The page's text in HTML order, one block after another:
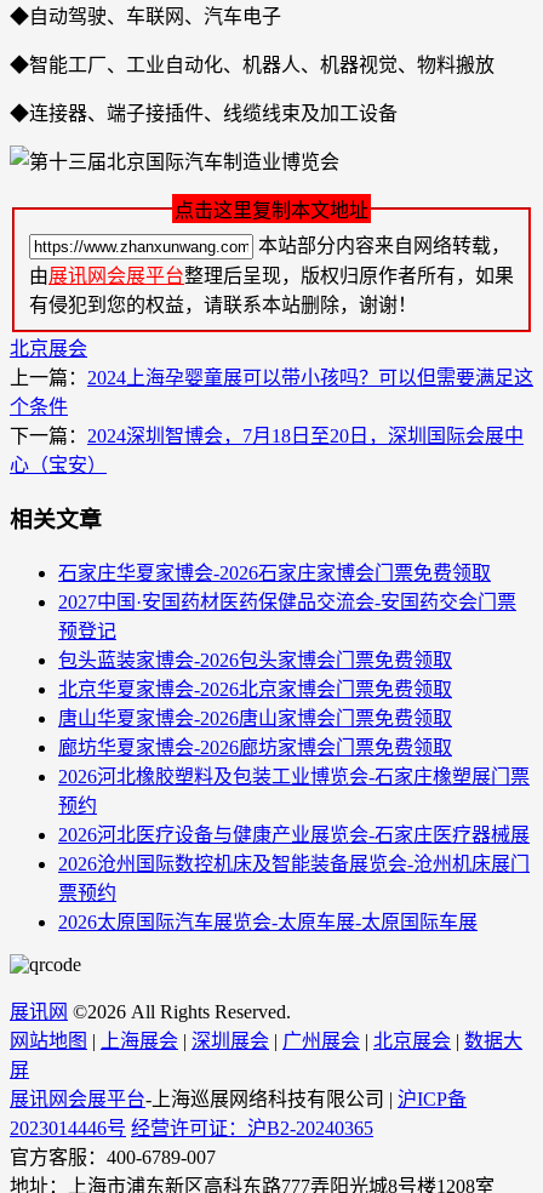
◆自动驾驶、车联网、汽车电子
◆智能工厂、工业自动化、机器人、机器视觉、物料搬放
◆连接器、端子接插件、线缆线束及加工设备
点击这里复制本文地址
本站部分内容来自网络转载，
由展讯网会展平台整理后呈现，版权归原作者所有，如果
有侵犯到您的权益，请联系本站删除，谢谢！
北京展会
上一篇： 2024上海孕婴童展可以带小孩吗？可以但需要满足这
个条件
下一篇： 2024深圳智博会，7月18日至20日，深圳国际会展中
心（宝安）
相关文章
石家庄华夏家博会-2026石家庄家博会门票免费领取
2027中国·安国药材医药保健品交流会-安国药交会门票
预登记
包头蓝装家博会-2026包头家博会门票免费领取
北京华夏家博会-2026北京家博会门票免费领取
唐山华夏家博会-2026唐山家博会门票免费领取
廊坊华夏家博会-2026廊坊家博会门票免费领取
2026河北橡胶塑料及包装工业博览会-石家庄橡塑展门票
预约
2026河北医疗设备与健康产业展览会-石家庄医疗器械展
2026沧州国际数控机床及智能装备展览会-沧州机床展门
票预约
2026太原国际汽车展览会-太原车展-太原国际车展
展讯网 ©2026 All Rights Reserved.
网站地图 | 上海展会 | 深圳展会 | 广州展会 | 北京展会 | 数据大
屏
展讯网会展平台-上海巡展网络科技有限公司 | 沪ICP备
2023014446号 经营许可证：沪B2-20240365
官方客服：400-6789-007
地址：上海市浦东新区高科东路777弄阳光城8号楼1208室